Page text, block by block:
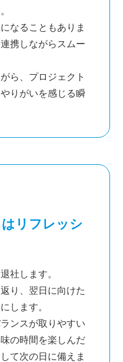
なることもありま
携しながらスムー
ら、プロジェクト
りがいを感じる瞬
リフレッシ
社します。
り、翌日に向けた
します。
ンスが取りやすい
の時間を楽しんだ
て次の日に備えま